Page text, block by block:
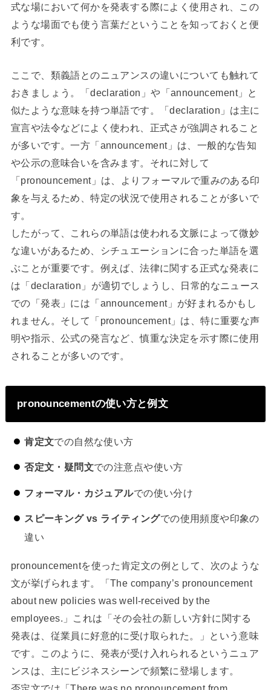
式な場において何かを発表する際によく使用され、この
ような場面でも使う言葉だということを知っておくと便
利です。
ここで、類義語とのニュアンスの違いについても触れて
おきましょう。「declaration」や「announcement」と
似たような意味を持つ単語です。「declaration」は主に
宣言や法令などによく使われ、正式さが強調されること
が多いです。一方「announcement」は、一般的な告知
や公示の意味合いを含みます。それに対して
「pronouncement」は、よりフォーマルで重みのある印
象を与えるため、特定の状況で使用されることが多いで
す。
したがって、これらの単語は使われる文脈によって微妙
な違いがあるため、シチュエーションに合った単語を選
ぶことが重要です。例えば、法律に関する正式な発表に
は「declaration」が適切でしょうし、日常的なニュース
での「発表」には「announcement」が好まれるかもし
れません。そして「pronouncement」は、特に重要な声
明や指示、公式の発言など、慎重な決定を示す際に使用
されることが多いのです。
pronouncementの使い方と例文
肯定文での自然な使い方
否定文・疑問文での注意点や使い方
フォーマル・カジュアルでの使い分け
スピーキング vs ライティングでの使用頻度や印象の
違い
pronouncementを使った肯定文の例として、次のような
文が挙げられます。「The company’s pronouncement
about new policies was well-received by the
employees.」これは「その会社の新しい方針に関する
発表は、従業員に好意的に受け取られた。」という意味
です。このように、発表が受け入れられるというニュア
ンスは、主にビジネスシーンで頻繁に登場します。